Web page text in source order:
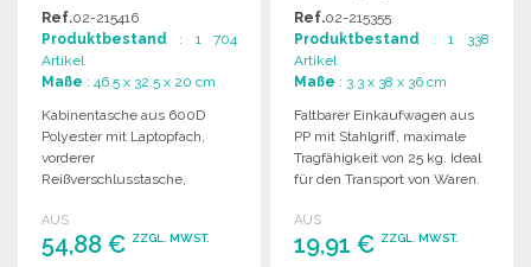
Ref.02-215416
Produktbestand : 1 704
Artikel
Maße : 46.5 x 32.5 x 20 cm
Kabinentasche aus 600D
Polyester mit Laptopfach,
vorderer
Reißverschlusstasche,
unterem Fach mit Riemen.
AUS
54,88 € ZZGL. MWST.
Ref.02-215355
Produktbestand : 1 338
Artikel
Maße : 3.3 x 38 x 36 cm
Faltbarer Einkaufwagen aus
PP mit Stahlgriff, maximale
Tragfähigkeit von 25 kg. Ideal
für den Transport von Waren.
AUS
19,91 € ZZGL. MWST.